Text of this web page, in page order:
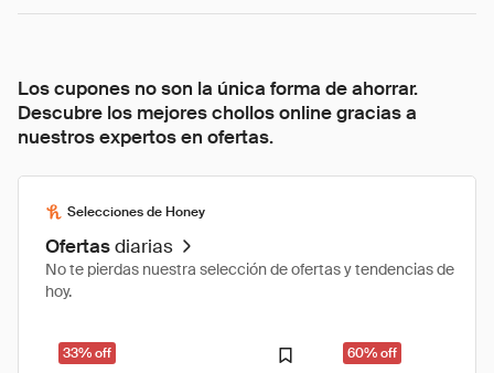
Los cupones no son la única forma de ahorrar.
Descubre los mejores chollos online gracias a
nuestros expertos en ofertas.
Selecciones de Honey
Ofertasdiarias
No te pierdas nuestra selección de ofertas y tendencias de
hoy.
33% off 60% off